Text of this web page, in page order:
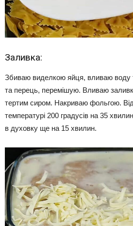
Заливка:
Збиваю виделкою яйця, вливаю воду
та перець, перемішую. Вливаю
тертим сиром. Накриваю фольгою.
температурі 200 градусів на 35
в духовку ще на 15 хвилин.